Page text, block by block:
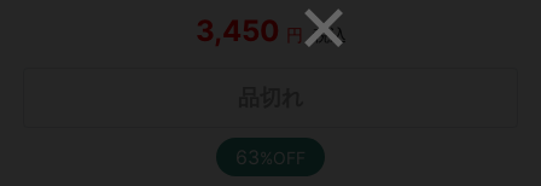
3,450 円 税込
63%OFF